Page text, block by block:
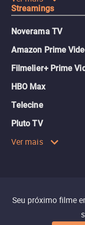
Streamings
Noverama TV
Amazon Prime
Filmelier+ Prime
HBO Max
Telecine
Pluto TV
Ver mais
Seu próximo filme